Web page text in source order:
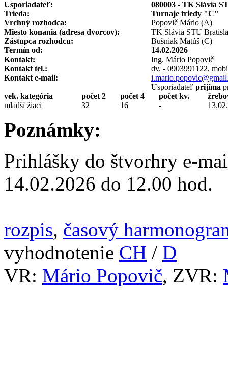
Usporiadateľ:
080003 - TK Slávia
Trieda:
Turnaje triedy "C"
Vrchný rozhodca:
Popovič Mário (A)
Miesto konania (adresa dvorcov):
TK Slávia STU
Zástupca rozhodcu:
Bušniak Matúš (C)
Termín od:
14.02.2026
Kontakt:
Ing. Mário Popovič
Kontakt tel.:
dv. - 0903991122,
Kontakt e-mail:
Usporiadateľ prijíma
vek. kategória
počet 2 počet 4 počet kv.
mladší žiaci
32 16 -
Poznámky:
Prihlášky do štvorhry e-
14.02.2026 do 12.00 hod.
rozpis, časový
vyhodnotenie CH / D
VR: Mário Popovič, ZVR: